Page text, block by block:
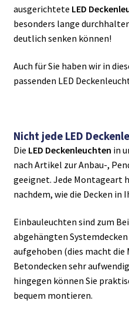
ausgerichtete LED
besonders lange
deutlich senken können!
Auch für Sie haben wir in
passenden LED
Nicht jede LED
Die LED Deckenleuchten in
nach Artikel zur Anbau-,
geeignet. Jede Montageart
nachdem, wie die Decken in
Einbauleuchten sind zum
abgehängten
aufgehoben (dies macht die
Betondecken sehr
hingegen können Sie
bequem montieren.